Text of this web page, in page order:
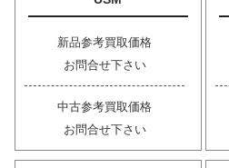
新品参考買取価格
お問合せ下さい
中古参考買取価格
お問合せ下さい